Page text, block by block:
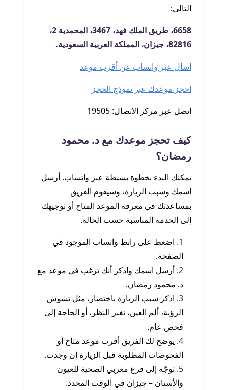
التالي:
6658، طريق الملك فهد، 3467، المحمدية 2،
82816، جيزان، المملكة العربية السعودية.
اسأل عبر واتساب عن أقرب موعد
احجز موعدك عبر نموذج الحجز
اتصل عبر مركز الاتصال: 19505
كيف تحجز موعدك مع د. محمود
رمضان؟
يمكنك البدء بخطوة بسيطة عبر واتساب. أرسل
اسمك وسبب الزيارة، وسيقوم الفريق
بمساعدتك في معرفة الموعد المتاح أو توجيهك
إلى الخدمة المناسبة حسب الحالة.
اضغط على رابط واتساب الموجود في
الصفحة.
أرسل اسمك واذكر أنك ترغب في موعد مع
د. محمود رمضان.
اذكر سبب الزيارة باختصار، مثل تشوش
الرؤية، ألم العين، تغير النظر، أو الحاجة إلى
فحص عام.
يوضح لك الفريق أقرب موعد متاح أو
الفحوصات المطلوبة قبل الزيارة إن وجدت.
توجّه إلى فرع مغربي الصحية للعيون
والأسنان – جيزان في الوقت المحدد.